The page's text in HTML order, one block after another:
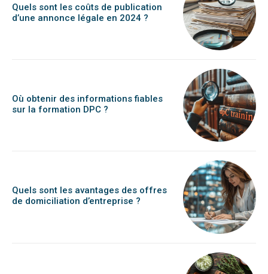
Quels sont les coûts de publication
d’une annonce légale en 2024 ?
Où obtenir des informations fiables
sur la formation DPC ?
Quels sont les avantages des offres
de domiciliation d’entreprise ?